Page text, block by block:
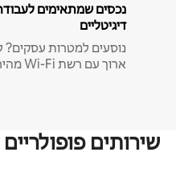
נכסים שמתאימים
דיגיטליים
נוסעים למטרות
ארוך עם רשת Wi-Fi מהירה וחללי עבודה ייעודיים.
שירותים